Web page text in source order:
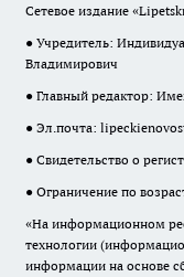
Сетевое издание
● Учредитель:
Владимирович
● Главный редактор:
● Эл.почта:
● Свидетельство о
● Ограничение по
«На информационном
технологии
информации на основе